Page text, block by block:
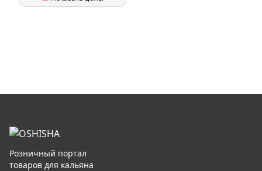
Розничный портал
товаров для кальяна